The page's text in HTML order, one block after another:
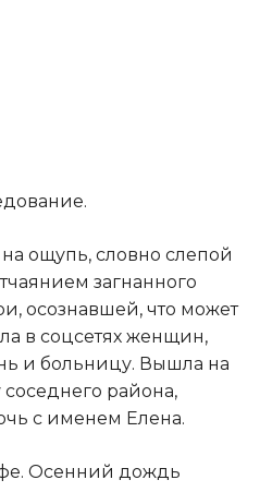
ощупь, словно слепой
загнанного
осознавшей, что может
в соцсетях женщин,
и больницу. Вышла на
района,
с именем Елена.
Осенний дождь